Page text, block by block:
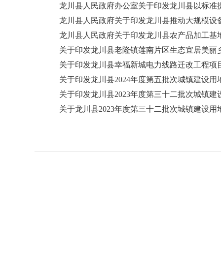
龙川县人民政府办公室关于印发龙川县以标
龙川县人民政府关于印发龙川县推动大规模
龙川县人民政府关于印发龙川县农产品加工
关于印发龙川县老隆镇莲南片区生态宜居美
关于印发龙川县幸福新城电力线路迁改工程
关于印发龙川县2024年度第五批次城镇建设
关于印发龙川县2023年度第三十二批次城镇
关于龙川县2023年度第三十二批次城镇建设用